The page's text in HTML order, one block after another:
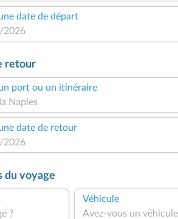
date de départ
retour
port ou un itinéraire
date de retour
du voyage
?
Véhicule
Avez-vous un